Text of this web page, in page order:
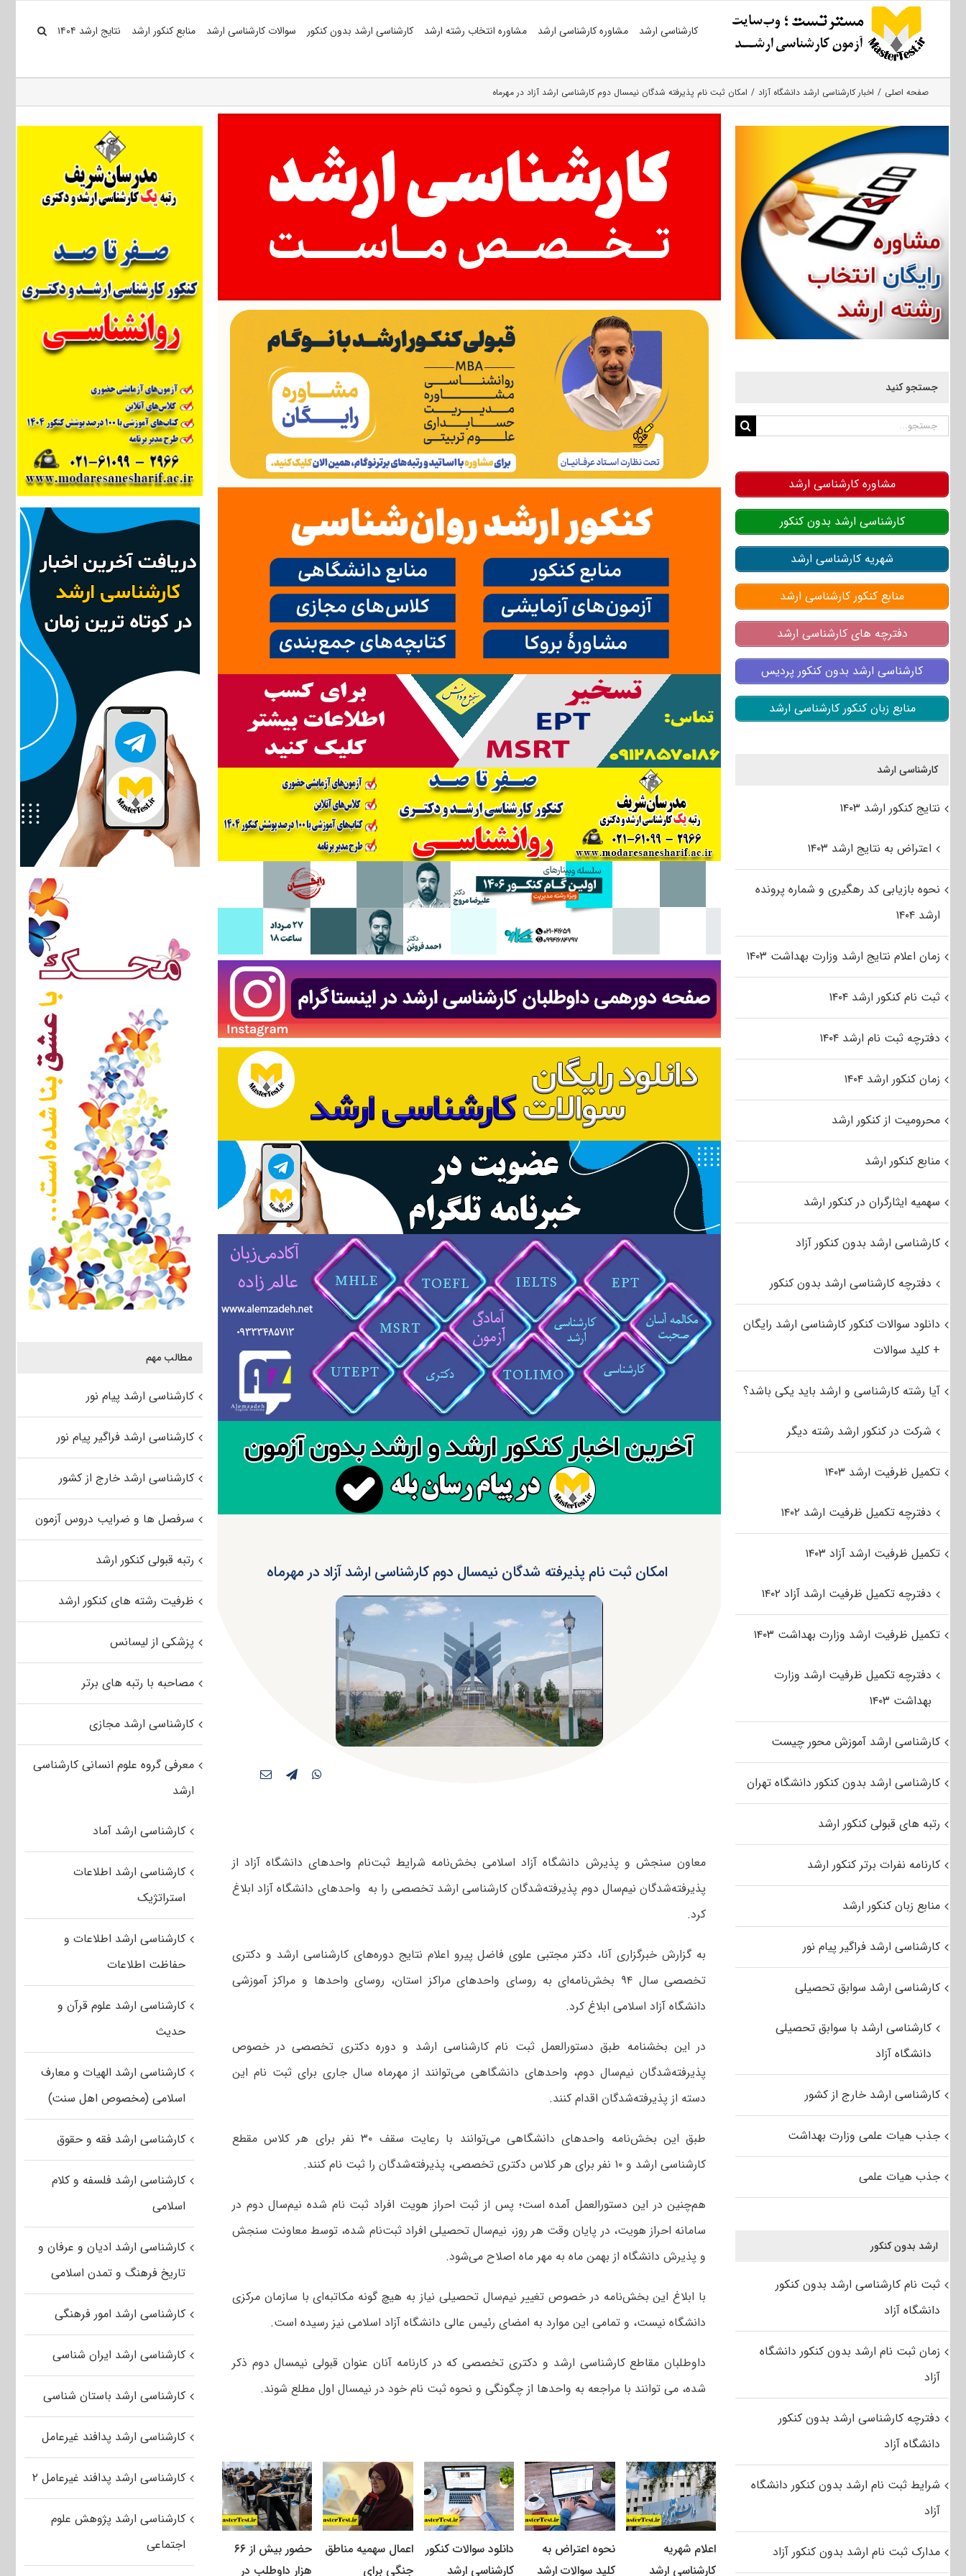
کارشناسی ارشد مشاوره کارشناسی ارشد مشاوره انتخاب رشته ارشد کارشناسی ارشد بدون کنکور سوالات کارشناسی ارشد منابع کنکور ارشد نتایج ارشد ۱۴۰۴
صفحه اصلی اخبار کارشناسی ارشد دانشگاه آزاد امکان ثبت نام پذیرفته شدگان نیمسال دوم کارشناسی ارشد آزاد در مهرماه
امکان ثبت نام پذیرفته شدگان نیمسال دوم کارشناسی ارشد آزاد در مهرماه
معاون سنجش و پذیرش دانشگاه آزاد اسلامی بخش‌نامه‌ شرایط ثبت‌نام واحدهای دانشگاه آزاد از
پذیرفته‌شدگان نیم‌سال دوم پذیرفته‌شدگان کارشناسی ارشد تخصصی را به واحدهای دانشگاه آزاد ابلاغ
کرد.
به گزارش خبرگزاری آنا، دکتر مجتبی علوی فاضل پیرو اعلام نتایج دوره‌های کارشناسی ارشد و دکتری
تخصصی سال ۹۴ بخش‌نامه‌ای به روسای واحدهای مراکز استان، روسای واحدها و مراکز آموزشی
دانشگاه آزاد اسلامی ابلاغ کرد.
در این بخشنامه طبق دستورالعمل ثبت نام کارشناسی ارشد و دوره دکتری تخصصی در خصوص
پذیرفته‌شدگان نیم‌سال دوم، واحدهای دانشگاهی می‌توانند از مهرماه سال جاری برای ثبت نام این
دسته از پذیرفته‌شدگان اقدام کنند.
طبق این بخش‌نامه واحدهای دانشگاهی می‌توانند با رعایت سقف ۳۰ نفر برای هر کلاس مقطع
کارشناسی ارشد و ۱۰ نفر برای هر کلاس دکتری تخصصی، پذیرفته‌شدگان را ثبت نام کنند.
هم‌چنین در این دستورالعمل آمده است؛ پس از ثبت احراز هویت افراد ثبت نام شده نیم‌سال دوم در
سامانه احراز هویت، در پایان وقت هر روز، نیم‌سال تحصیلی افراد ثبت‌نام شده، توسط معاونت سنجش
و پذیرش دانشگاه از بهمن ماه به مهر ماه اصلاح می‌‌شود.
با ابلاغ این بخش‌نامه در خصوص تغییر نیم‌سال تحصیلی نیاز به هیچ گونه مکاتبه‌ای با سازمان مرکزی
دانشگاه نیست، و تمامی این موارد به امضای رئیس عالی دانشگاه آزاد اسلامی نیز رسیده است.
داوطلبان مقاطع کارشناسی ارشد و دکتری تخصصی که در کارنامه آنان عنوان قبولی نیمسال دوم ذکر
شده، می توانند با مراجعه به واحدها از چگونگی و نحوه ثبت نام خود در نیمسال اول مطلع شوند.
اعلام شهریه
کارشناسی ارشد
نحوه اعتراض به
کلید سوالات ارشد
دانلود سوالات کنکور
کارشناسی ارشد
اعمال سهمیه مناطق
جنگی برای
حضور بیش از ۶۶
هزار داوطلب در
مطالب مهم
کارشناسی ارشد پیام نور
کارشناسی ارشد فراگیر پیام نور
کارشناسی ارشد خارج از کشور
سرفصل ها و ضرایب دروس آزمون
رتبه قبولی کنکور ارشد
ظرفیت رشته های کنکور ارشد
پزشکی از لیسانس
مصاحبه با رتبه های برتر
کارشناسی ارشد مجازی
معرفی گروه علوم انسانی کارشناسی
ارشد
کارشناسی ارشد آماد
کارشناسی ارشد اطلاعات
استراتژیک
کارشناسی ارشد اطلاعات و
حفاظت اطلاعات
کارشناسی ارشد علوم قرآن و
حدیث
کارشناسی ارشد الهیات و معارف
اسلامی (مخصوص اهل سنت)
کارشناسی ارشد فقه و حقوق
کارشناسی ارشد فلسفه و کلام
اسلامی
کارشناسی ارشد ادیان و عرفان و
تاریخ فرهنگ و تمدن اسلامی
کارشناسی ارشد امور فرهنگی
کارشناسی ارشد ایران شناسی
کارشناسی ارشد باستان شناسی
کارشناسی ارشد پدافند غیرعامل
کارشناسی ارشد پدافند غیرعامل ۲
کارشناسی ارشد پژوهش علوم
اجتماعی
جستجو کنید
جستجو
مشاوره کارشناسی ارشد
کارشناسی ارشد بدون کنکور
شهریه کارشناسی ارشد
منابع کنکور کارشناسی ارشد
دفترچه های کارشناسی ارشد
کارشناسی ارشد بدون کنکور پردیس
منابع زبان کنکور کارشناسی ارشد
کارشناسی ارشد
نتایج کنکور ارشد ۱۴۰۳
اعتراض به نتایج ارشد ۱۴۰۳
نحوه بازیابی کد رهگیری و شماره پرونده
ارشد ۱۴۰۴
زمان اعلام نتایج ارشد وزارت بهداشت ۱۴۰۳
ثبت نام کنکور ارشد ۱۴۰۴
دفترچه ثبت نام ارشد ۱۴۰۴
زمان کنکور ارشد ۱۴۰۴
محرومیت از کنکور ارشد
منابع کنکور ارشد
سهمیه ایثارگران در کنکور ارشد
کارشناسی ارشد بدون کنکور آزاد
دفترچه کارشناسی ارشد بدون کنکور
دانلود سوالات کنکور کارشناسی ارشد رایگان
+ کلید سوالات
آیا رشته کارشناسی و ارشد باید یکی باشد؟
شرکت در کنکور ارشد رشته دیگر
تکمیل ظرفیت ارشد ۱۴۰۳
دفترچه تکمیل ظرفیت ارشد ۱۴۰۲
تکمیل ظرفیت ارشد آزاد ۱۴۰۳
دفترچه تکمیل ظرفیت ارشد آزاد ۱۴۰۲
تکمیل ظرفیت ارشد وزارت بهداشت ۱۴۰۳
دفترچه تکمیل ظرفیت ارشد وزارت
بهداشت ۱۴۰۳
کارشناسی ارشد آموزش محور چیست
کارشناسی ارشد بدون کنکور دانشگاه تهران
رتبه های قبولی کنکور ارشد
کارنامه نفرات برتر کنکور ارشد
منابع زبان کنکور ارشد
کارشناسی ارشد فراگیر پیام نور
کارشناسی ارشد سوابق تحصیلی
کارشناسی ارشد با سوابق تحصیلی
دانشگاه آزاد
کارشناسی ارشد خارج از کشور
جذب هیات علمی وزارت بهداشت
جذب هیات علمی
ارشد بدون کنکور
ثبت نام کارشناسی ارشد بدون کنکور
دانشگاه آزاد
زمان ثبت نام ارشد بدون کنکور دانشگاه
آزاد
دفترچه کارشناسی ارشد بدون کنکور
دانشگاه آزاد
شرایط ثبت نام ارشد بدون کنکور دانشگاه
آزاد
مدارک ثبت نام ارشد بدون کنکور آزاد